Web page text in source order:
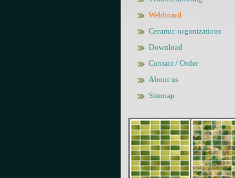
Webboard
Ceramic organizations
Download
Contact / Order
About us
Sitemap